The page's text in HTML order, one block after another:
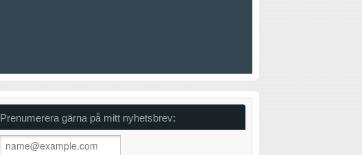
Prenumerera gärna på mitt nyhetsbrev: